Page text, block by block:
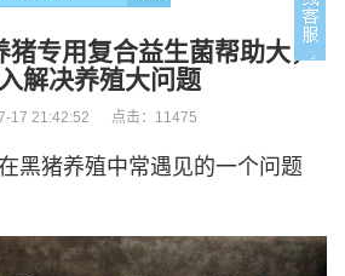
i
g
a
n
猪专用复合益生菌帮助大，
解决养殖大问题
17 21:42:52 点击： 11475
黑猪养殖中常遇见的一个问题